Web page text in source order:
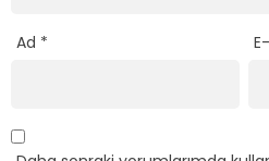
Ad *